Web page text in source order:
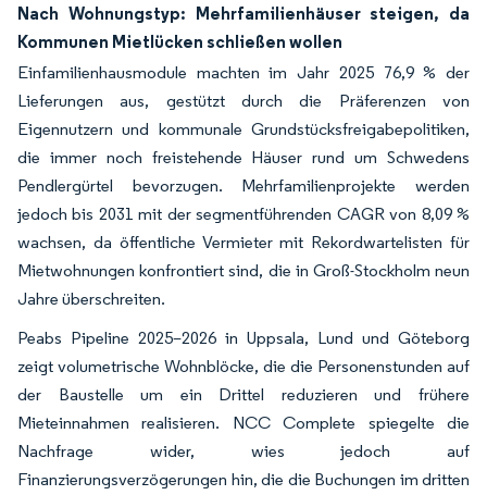
Nach Wohnungstyp: Mehrfamilienhäuser steigen, da
Kommunen Mietlücken schließen wollen
Einfamilienhausmodule machten im Jahr 2025 76,9 % der
Lieferungen aus, gestützt durch die Präferenzen von
Eigennutzern und kommunale Grundstücksfreigabepolitiken,
die immer noch freistehende Häuser rund um Schwedens
Pendlergürtel bevorzugen. Mehrfamilienprojekte werden
jedoch bis 2031 mit der segmentführenden CAGR von 8,09 %
wachsen, da öffentliche Vermieter mit Rekordwartelisten für
Mietwohnungen konfrontiert sind, die in Groß-Stockholm neun
Jahre überschreiten.
Peabs Pipeline 2025–2026 in Uppsala, Lund und Göteborg
zeigt volumetrische Wohnblöcke, die die Personenstunden auf
der Baustelle um ein Drittel reduzieren und frühere
Mieteinnahmen realisieren. NCC Complete spiegelte die
Nachfrage wider, wies jedoch auf
Finanzierungsverzögerungen hin, die die Buchungen im dritten